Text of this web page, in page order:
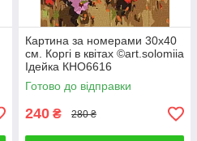
Картина за номерами 30х40
см. Коргі в квітах ©art.solomiia
Ідейка КНО6616
Готово до відправки
240 ₴ 280 ₴